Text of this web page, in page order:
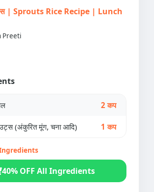
| Sprouts Rice Recipe | Lunch
Preeti
2 कप
(अंकुरित मूंग, चना आदि) 1 कप
40% OFF All Ingredients